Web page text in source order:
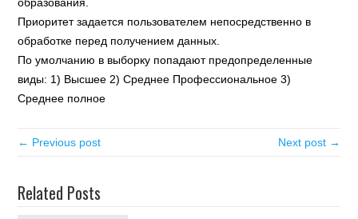
Приоритет задается пользователем непосредственно в
обработке перед получением данных.
По умолчанию в выборку попадают предопределенные
виды: 1) Высшее 2) Среднее Профессиональное 3)
Среднее полное
← Previous post Next post →
Related Posts